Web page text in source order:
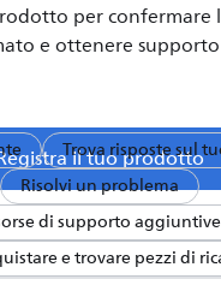
per confermare
e ottenere supporto
il tuo prodotto
Trova risposte sul
Risolvi un problema
di supporto aggiuntive
e trovare pezzi di